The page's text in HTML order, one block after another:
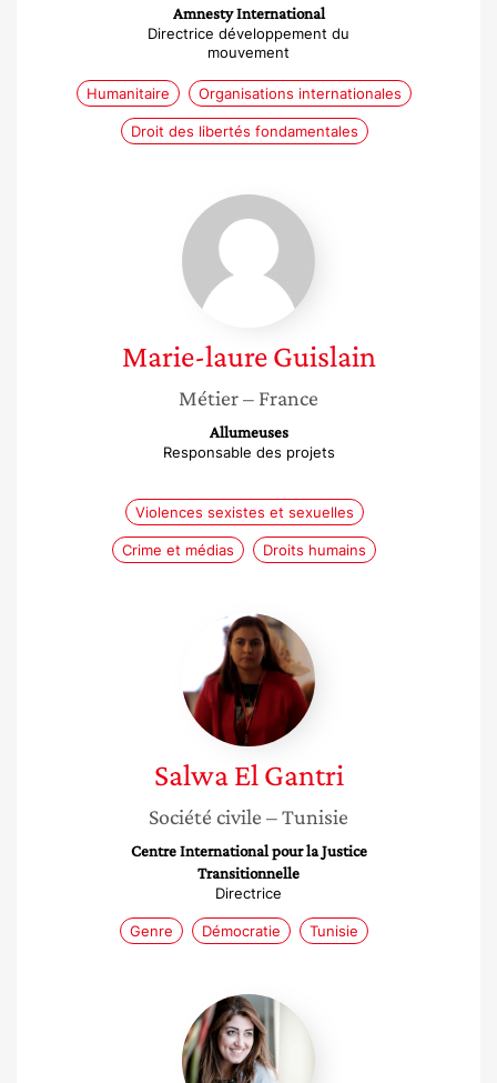
Amnesty International
Directrice développement du
mouvement
Humanitaire Organisations internationales
Droit des libertés fondamentales
Marie-
laure
Guislain
Marie-laure Guislain
Métier– France
Allumeuses
Responsable des projets
Violences sexistes et sexuelles
Crime et médias Droits humains
Salwa
El
Gantri
Salwa El Gantri
Société civile – Tunisie
Centre International pour la Justice
Transitionnelle
Directrice
Genre Démocratie Tunisie
Wafa
Ben
Haj
Omar